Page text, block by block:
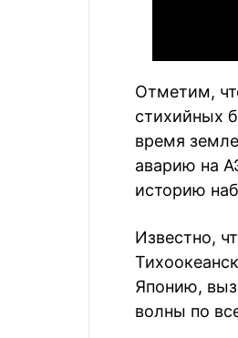
Отметим,
стихийных
время
аварию на
историю
Известно,
Японию,
волны по